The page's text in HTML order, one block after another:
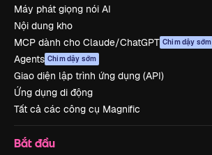
Máy phát giọng nói AI
Nội dung kho
MCP dành cho Claude/ChatGPT Chim dậy sớm
Agents Chim dậy sớm
Giao diện lập trình ứng dụng (API)
Ứng dụng di động
Tất cả các công cụ Magnific
Bắt đầu